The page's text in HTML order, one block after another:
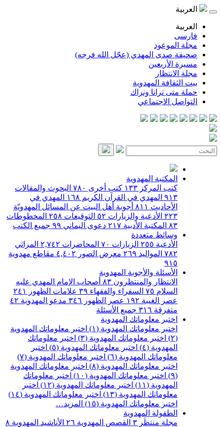
العربية
العربية
فارسی
مجلة الموعود
صحيفة صدى المهدي (عجّل الله فرجه)
مسيرة الأربعين
مجلة الانتظار
بيت الثقافة المهدوية
حملة متى ترانا ونراك
التواصل الاجتماعي
المكتبة المهدوية
كتب المركز ١٣٣ كتب أخرى ٧٨٠ البحوث والمقالات
٩١٣ المهدي في القرآن الكريم ١٦٨
المهدي في
الأحاديث ٨١١ أجوبة أهل البيت عن المسائل المهدويّة
٢٢٣ الأدعية والزيارات ٥٢ التوقيعات ٢٥٨ المخطوطات
٨٣ المكتبة الأدبية ٢١٧ دعوى اليماني ٩٩ جميع الكتب
وسائط متعددة
الأدعية ٢٥٥ الزيارات ٧٠ المحاضرات ٢,٧٤٢ المراثي
٧٨٢ المواليد ٢٦٩ معرض الصور ٤,٤٠٢ مقاطع مهدوية
٩١٥
الأسئلة والأجوبة المهدوية
الانتظار والمنتظرون ٨٣ أصحاب الإمام المهدي عليه
السلام ٧٥ السفراء والفقهاء ٣٩ علامات الظهور
٢٤١
عصر الغيبة ١٩٢ عصر الظهور ٣٤٦ مدعو المهدوية ٤٢
متفرقة ٣١٦ جميع الأسئلة
اختبر معلوماتك المهدوية
اختبر معلوماتك المهدوية (١)
اختبر معلوماتك المهدوية
(٢)
اختبر معلوماتك المهدوية (٣)
اختبر معلوماتك
المهدوية (٤)
اختبر معلوماتك المهدوية (٥)
اختبر
معلوماتك المهدوية (٦)
اختبر معلوماتك المهدوية (٧)
اختبر معلوماتك المهدوية (٨)
اختبر معلوماتك المهدوية
(٩)
اختبر معلوماتك المهدوية (١٠)
اختبر معلوماتك
المهدوية (١١)
اختبر معلوماتك المهدوية (١٢)
اختبر
معلوماتك المهدوية (١٣)
اختبر معلوماتك المهدوية (١٤)
اختبر معلوماتك المهدوية (١٥)
المزيد…
الطفولة المهدوية
مجلة منتظَر ٣ القصص المهدوية ٢٦ الأناشيد المهدوية ٨